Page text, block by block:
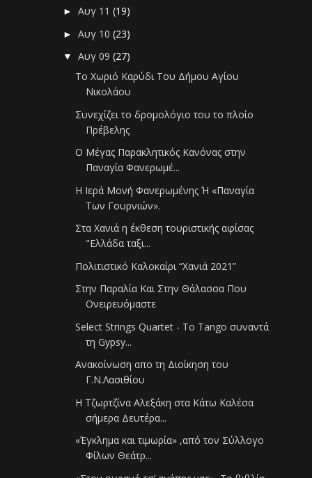
►Αυγ 11(19)
►Αυγ 10(23)
▼Αυγ 09(27)
Το Χωριό Καρύδι Του Δήμου Αγίου
Νικολάου
Συνεχίζει το δρομολόγιο του το πλοίο
Πρέβελης
Ο Μέγας Παρακλητικός Κανόνας στην
Παναγία Φανερωμέ...
Η Ιερά Μονή Φανερωμένης Ή «Παναγία
Των Γουρνιών».
Στα Χανιά η έκθεση τουριστικής αφίσας
"Ελλάδα ταξι...
Πολιτιστικό Καλοκαίρι “Χανιά 2021”
Στην Παραλία Και Στην Θάλασσα Που
Ονειρευόμαστε
Select Strings Quartet - Το Tango συναντά
τη Gypsy...
Ανακοίνωση απο τη Διοίκηση του
Γ.Ν.Λασιθίου
H Τζωρτζίνα Αλεξάκη στα Κάτω Καλέσα
σήμερα Δευτέρα...
«Έγκλημα και τιμωρία» ,από τον Σύλλογο
Φίλων Θεάτρ...